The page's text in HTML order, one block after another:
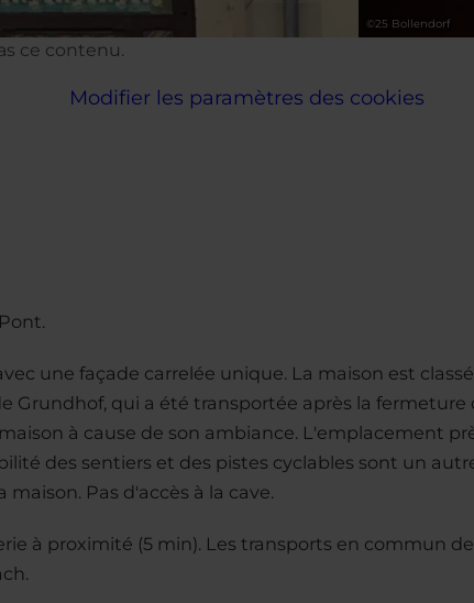
©25 Bollendorf
ce contenu.
Modifier les paramètres des cookies
une façade carrelée unique. La maison est
Grundhof, qui a été transportée après la
à cause de son ambiance. L'emplacement
des sentiers et des pistes cyclables sont un
Pas d'accès à la cave.
à proximité (5 min). Les transports en commun